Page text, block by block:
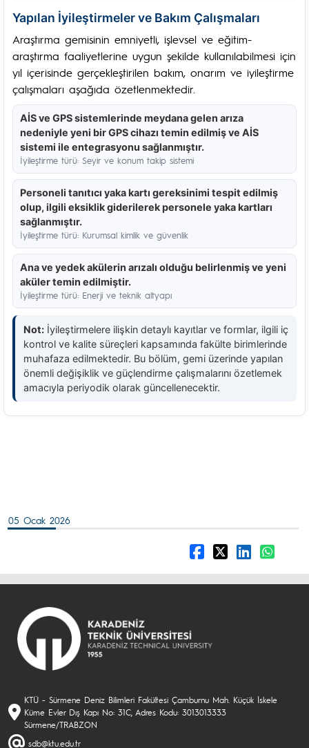
Yapılan İyileştirmeler ve Bakım Çalışmaları
Araştırma gemisinin emniyetli, işlevsel ve eğitim-
araştırma faaliyetlerine uygun şekilde kullanılabilmesi için
yıl içerisinde gerçekleştirilen bakım, onarım ve iyileştirme
çalışmaları aşağıda özetlenmektedir.
AİS ve GPS sistemlerinde meydana gelen arıza
nedeniyle yeni bir GPS cihazı temin edilmiş ve AİS
sistemi ile entegrasyonu sağlanmıştır.
İyileştirme türü: Seyir ve konum takip sistemi
Personeli tanıtıcı yaka kartı gereksinimi tespit edilmiş
olup, ilgili eksiklik giderilerek personele yaka kartları
sağlanmıştır.
İyileştirme türü: Kurumsal kimlik ve güvenlik
Ana ve yedek akülerin arızalı olduğu belirlenmiş ve yeni
aküler temin edilmiştir.
İyileştirme türü: Enerji ve teknik altyapı
Not: İyileştirmelere ilişkin detaylı kayıtlar ve formlar, ilgili iç
kontrol ve kalite süreçleri kapsamında fakülte birimlerinde
muhafaza edilmektedir. Bu bölüm, gemi üzerinde yapılan
önemli değişiklik ve güçlendirme çalışmalarını özetlemek
amacıyla periyodik olarak güncellenecektir.
05 Ocak 2026
KTÜ - Sürmene Deniz Bilimleri Fakültesi Çamburnu Mah. Küçük İskele
Küme Evler Dış Kapı No: 31C, Adres Kodu: 3013013333
Sürmene/TRABZON
sdb@ktu.edu.tr